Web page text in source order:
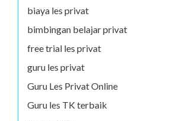
biaya les privat
bimbingan belajar privat
free trial les privat
guru les privat
Guru Les Privat Online
Guru les TK terbaik